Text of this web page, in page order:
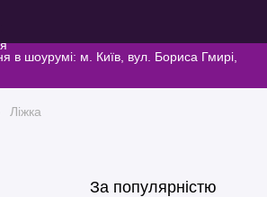
в шоурумі: м. Київ, вул. Бориса Гмирі,
Ліжка
За популярністю